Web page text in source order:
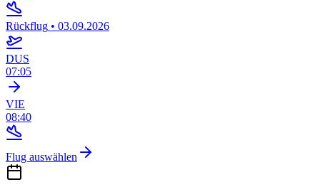
Rückflug • 03.09.2026
DUS
07:05
VIE
08:40
Flug auswählen